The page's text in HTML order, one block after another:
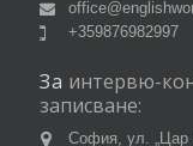
+359876982997
За интервю-
записване:
София, ул.